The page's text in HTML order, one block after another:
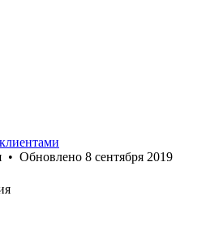
• Обновлено 8 сентября 2019